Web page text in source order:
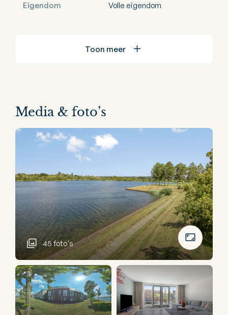
Eigendom Volle eigendom
Toon meer
Media & foto’s
45 foto's